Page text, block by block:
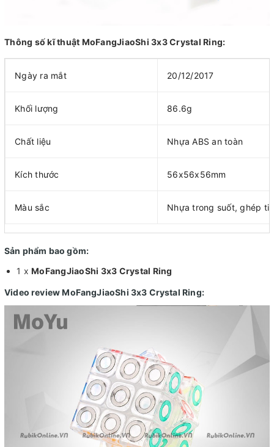
Thông số kĩ thuật MoFangJiaoShi 3x3 Crystal Ring:
Ngày ra mắt 20/12/2017
Khối lượng 86.6g
Chất liệu Nhựa ABS an toàn
Kích thước 56x56x56mm
Màu sắc Nhựa trong suốt, ghép
Sản phẩm bao gồm:
1 x MoFangJiaoShi 3x3 Crystal Ring
Video reviewMoFangJiaoShi 3x3 Crystal Ring: